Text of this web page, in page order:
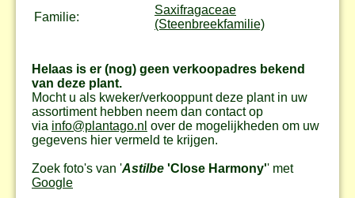
Familie:
Saxifragaceae
(Steenbreekfamilie)
Helaas is er (nog) geen verkoopadres bekend
van deze plant.
Mocht u als kweker/verkooppunt deze plant in uw
assortiment hebben neem dan contact op
via info@plantago.nl over de mogelijkheden om uw
gegevens hier vermeld te krijgen.
Zoek foto's van 'Astilbe 'Close Harmony'' met
Google